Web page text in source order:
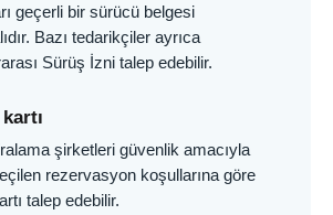
geçerli bir sürücü belgesi
Bazı tedarikçiler ayrıca
Sürüş İzni talep edebilir.
şirketleri güvenlik amacıyla
rezervasyon koşullarına göre
talep edebilir.